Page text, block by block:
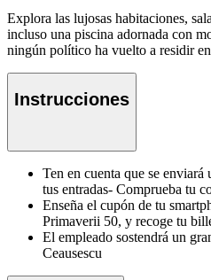
Explora las lujosas habitaciones,
incluso una piscina adornada con
ningún político ha vuelto a residir en
Instrucciones
Ten en cuenta que se
tus entradas- Comprueba tu
Enseña el cupón de tu
Primaverii 50, y recoge tu
El empleado sostendrá un
Ceausescu